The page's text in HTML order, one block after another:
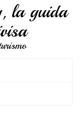
la guida